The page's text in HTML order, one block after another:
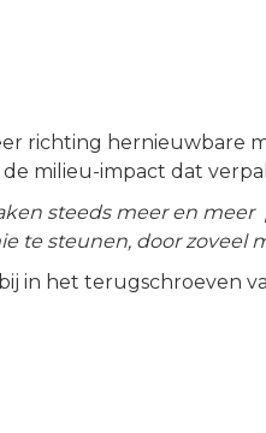
richting hernieuwbare
milieu-impact dat
steeds meer en meer
te steunen, door zoveel
in het terugschroeven